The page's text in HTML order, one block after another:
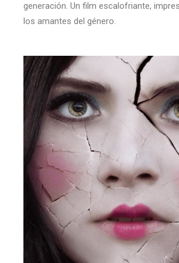
generación. Un film escalofriante,
los amantes del género.